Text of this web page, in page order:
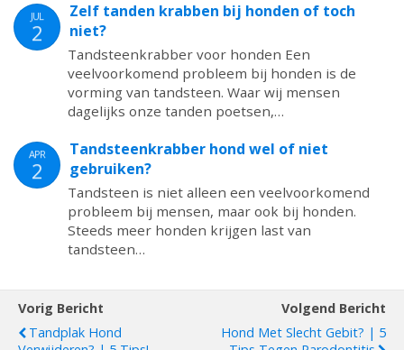
JUL
2
Zelf tanden krabben bij honden of toch
niet?
Tandsteenkrabber voor honden Een
veelvoorkomend probleem bij honden is de
vorming van tandsteen. Waar wij mensen
dagelijks onze tanden poetsen,…
APR
2
Tandsteenkrabber hond wel of niet
gebruiken?
Tandsteen is niet alleen een veelvoorkomend
probleem bij mensen, maar ook bij honden.
Steeds meer honden krijgen last van
tandsteen…
Vorig Bericht
Tandplak Hond
Volgend Bericht
Hond Met Slecht Gebit? | 5